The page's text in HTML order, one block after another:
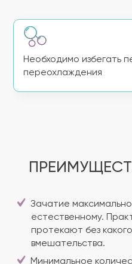
Необходимо избегать
переохлаждения
Зачатие
естественному.
протекают без
вмешательства.
Минимальное